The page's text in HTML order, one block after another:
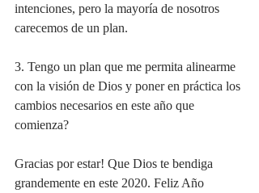
intenciones, pero la mayoría de nosotros
carecemos de un plan.
3. Tengo un plan que me permita alinearme
con la visión de Dios y poner en práctica los
cambios necesarios en este año que
comienza?
Gracias por estar! Que Dios te bendiga
grandemente en este 2020. Feliz Año